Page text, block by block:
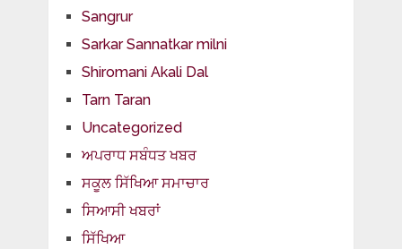
Sangrur
Sarkar Sannatkar milni
Shiromani Akali Dal
Tarn Taran
Uncategorized
ਅਪਰਾਧ ਸਬੰਧਤ ਖਬਰ
ਸਕੂਲ ਸਿੱਖਿਆ ਸਮਾਚਾਰ
ਸਿਆਸੀ ਖਬਰਾਂ
ਸਿੱਖਿਆ